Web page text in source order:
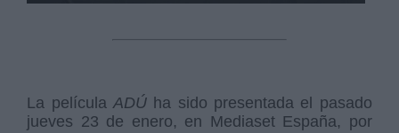
La películaADÚ ha sido presentada el pasado
jueves 23 de enero, en Mediaset España, por